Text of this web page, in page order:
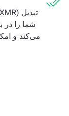
شما را در
می‌کند و